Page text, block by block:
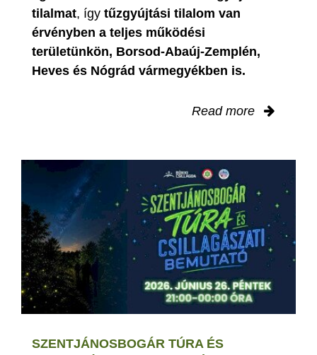
tilalmat, így tűzgyújtási tilalom van
érvényben a teljes működési
területünkön, Borsod-Abaúj-Zemplén,
Heves és Nógrád vármegyékben is.
Read more
SZENTJÁNOSBOGÁR TÚRA ÉS